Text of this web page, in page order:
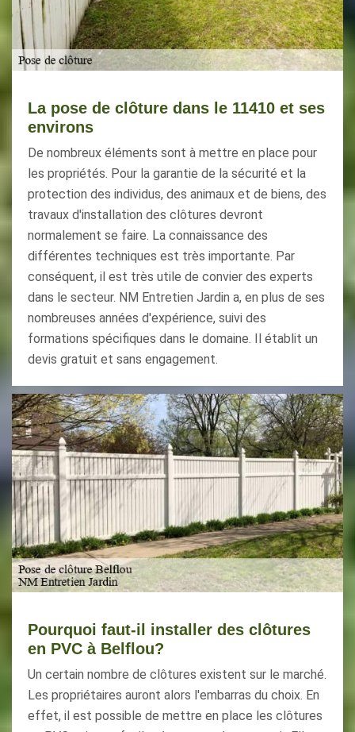
La pose de clôture dans le 11410 et ses
environs
De nombreux éléments sont à mettre en place pour
les propriétés. Pour la garantie de la sécurité et la
protection des individus, des animaux et de biens, des
travaux d'installation des clôtures devront
normalement se faire. La connaissance des
différentes techniques est très importante. Par
conséquent, il est très utile de convier des experts
dans le secteur. NM Entretien Jardin a, en plus de ses
nombreuses années d'expérience, suivi des
formations spécifiques dans le domaine. Il établit un
devis gratuit et sans engagement.
Pourquoi faut-il installer des clôtures
en PVC à Belflou?
Un certain nombre de clôtures existent sur le marché.
Les propriétaires auront alors l'embarras du choix. En
effet, il est possible de mettre en place les clôtures